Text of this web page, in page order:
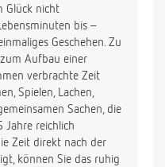
Glück nicht
bis –
Geschehen. Zu
Aufbau einer
verbrachte Zeit
Spielen, Lachen,
Sachen, die
Jahre reichlich
Zeit direkt nach der
können Sie das ruhig